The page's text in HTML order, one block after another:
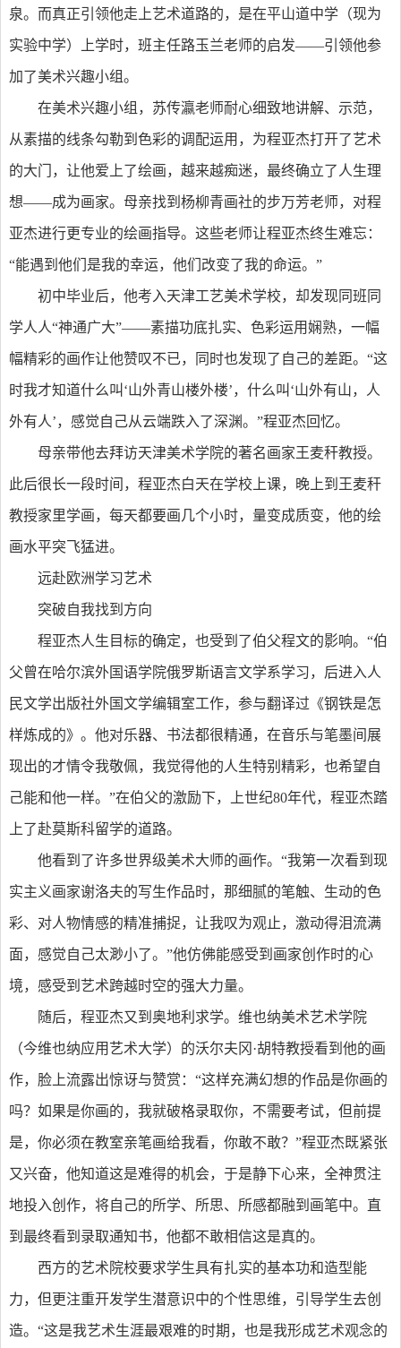
泉。而真正引领他走上艺术道路的，是在平山道中学（现为
实验中学）上学时，班主任路玉兰老师的启发——引领他参
加了美术兴趣小组。
在美术兴趣小组，苏传瀛老师耐心细致地讲解、示范，
从素描的线条勾勒到色彩的调配运用，为程亚杰打开了艺术
的大门，让他爱上了绘画，越来越痴迷，最终确立了人生理
想——成为画家。母亲找到杨柳青画社的步万芳老师，对程
亚杰进行更专业的绘画指导。这些老师让程亚杰终生难忘：
“能遇到他们是我的幸运，他们改变了我的命运。”
初中毕业后，他考入天津工艺美术学校，却发现同班同
学人人“神通广大”——素描功底扎实、色彩运用娴熟，一幅
幅精彩的画作让他赞叹不已，同时也发现了自己的差距。“这
时我才知道什么叫‘山外青山楼外楼’，什么叫‘山外有山，人
外有人’，感觉自己从云端跌入了深渊。”程亚杰回忆。
母亲带他去拜访天津美术学院的著名画家王麦秆教授。
此后很长一段时间，程亚杰白天在学校上课，晚上到王麦秆
教授家里学画，每天都要画几个小时，量变成质变，他的绘
画水平突飞猛进。
远赴欧洲学习艺术
突破自我找到方向
程亚杰人生目标的确定，也受到了伯父程文的影响。“伯
父曾在哈尔滨外国语学院俄罗斯语言文学系学习，后进入人
民文学出版社外国文学编辑室工作，参与翻译过《钢铁是怎
样炼成的》。他对乐器、书法都很精通，在音乐与笔墨间展
现出的才情令我敬佩，我觉得他的人生特别精彩，也希望自
己能和他一样。”在伯父的激励下，上世纪80年代，程亚杰踏
上了赴莫斯科留学的道路。
他看到了许多世界级美术大师的画作。“我第一次看到现
实主义画家谢洛夫的写生作品时，那细腻的笔触、生动的色
彩、对人物情感的精准捕捉，让我叹为观止，激动得泪流满
面，感觉自己太渺小了。”他仿佛能感受到画家创作时的心
境，感受到艺术跨越时空的强大力量。
随后，程亚杰又到奥地利求学。维也纳美术艺术学院
（今维也纳应用艺术大学）的沃尔夫冈·胡特教授看到他的画
作，脸上流露出惊讶与赞赏：“这样充满幻想的作品是你画的
吗？如果是你画的，我就破格录取你，不需要考试，但前提
是，你必须在教室亲笔画给我看，你敢不敢？”程亚杰既紧张
又兴奋，他知道这是难得的机会，于是静下心来，全神贯注
地投入创作，将自己的所学、所思、所感都融到画笔中。直
到最终看到录取通知书，他都不敢相信这是真的。
西方的艺术院校要求学生具有扎实的基本功和造型能
力，但更注重开发学生潜意识中的个性思维，引导学生去创
造。“这是我艺术生涯最艰难的时期，也是我形成艺术观念的